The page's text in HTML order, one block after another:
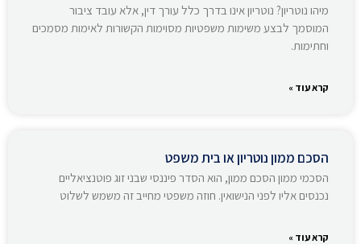
מיהו נוטריון? נוטריון אינו בדרך כלל עורך דין, אלא עובד ציבור
המוסמך לבצע משימות משפטיות מסוימות הקשורות לאימות מסמכים
וחתימות.
קרא עוד »
הסכם ממון נוטריון או בית משפט
הסכמי ממון הסכם ממון, הוא הסדר פיננסי שבני זוג פוטנציאליים
נכנסים אליו לפני הנישואין. חוזה משפטי מחייב זה משמש לשלוט
קרא עוד »